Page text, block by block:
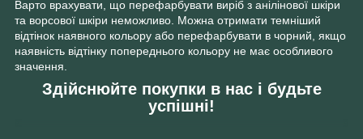
Варто врахувати, що перефарбувати виріб з анілінової шкіри
та ворсової шкіри неможливо. Можна отримати темніший
відтінок наявного кольору або перефарбувати в чорний, якщо
наявність відтінку попереднього кольору не має особливого
значення.
Здійснюйте покупки в нас і будьте
успішні!